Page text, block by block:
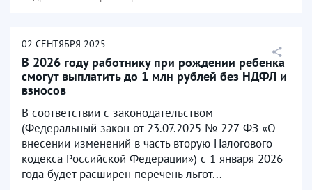
02 СЕНТЯБРЯ 2025
В 2026 году работнику при рождении ребенка
смогут выплатить до 1 млн рублей без НДФЛ и
взносов
В соответствии с законодательством
(Федеральный закон от 23.07.2025 № 227-ФЗ «О
внесении изменений в часть вторую Налогового
кодекса Российской Федерации») с 1 января 2026
года будет расширен перечень льгот...